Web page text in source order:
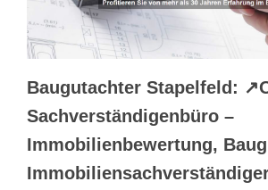
Baugutachter Stapelfeld:
Sachverständigenbüro –
Immobilienbewertung,